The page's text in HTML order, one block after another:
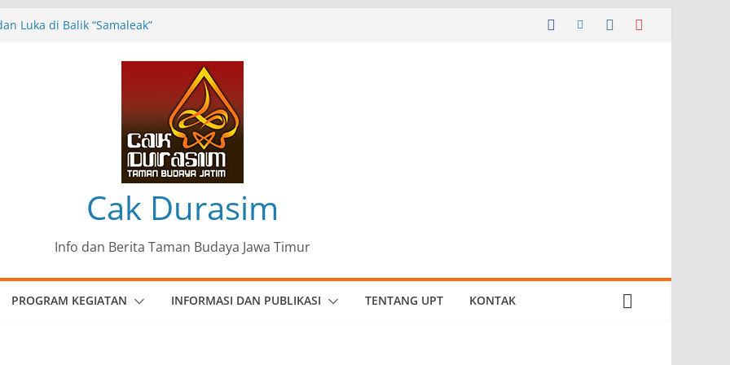
Luka di Balik “Samaleak”
Ungkapan Kritis Tentang Derita
Patria Seni Rupa Kota Blitar :
Menjadi Mantra Perlawanan
Cak Durasim
Info dan Berita Taman Budaya Jawa Timur
PROGRAM KEGIATAN INFORMASI DAN PUBLIKASI TENTANG UPT KONTAK